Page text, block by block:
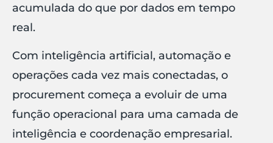
acumulada do que por dados em tempo
real.
Com inteligência artificial, automação e
operações cada vez mais conectadas, o
procurement começa a evoluir de uma
função operacional para uma camada de
inteligência e coordenação empresarial.